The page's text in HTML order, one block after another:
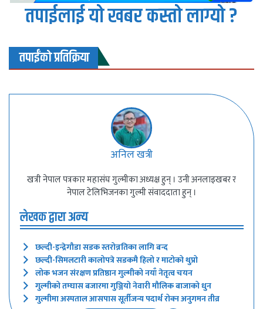
तपाईलाई यो खबर कस्तो लाग्यो ?
तपाईंको प्रतिक्रिया
अनिल खत्री
खत्री नेपाल पत्रकार महासंघ गुल्मीका अध्यक्ष हुन् । उनी अनलाइखबर र
नेपाल टेलिभिजनका गुल्मी संवाददाता हुन् ।
लेखक द्वारा अन्य
छल्दी-इन्द्रेगौडा सडक स्तरोन्नतिका लागि बन्द
छल्दी-सिमलटारी कालोपत्रे सडकमै हिलो र माटोको थुप्रो
लोक भजन संरक्षण प्रतिष्ठान गुल्मीको नयाँ नेतृत्व चयन
गुल्मीको तम्घास बजारमा गुञ्जियो नेवारी मौलिक बाजाको धुन
गुल्मीमा अस्पताल आसपास सूर्तीजन्य पदार्थ रोक्न अनुगमन तीव्र